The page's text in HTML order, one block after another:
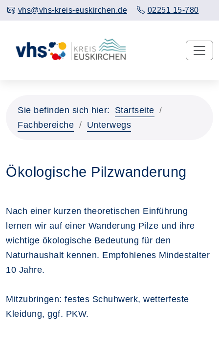
vhs@vhs-kreis-euskirchen.de 02251 15-780
Sie befinden sich hier:
Startseite
Fachbereiche
Unterwegs
Ökologische Pilzwanderung
Nach einer kurzen theoretischen Einführung
lernen wir auf einer Wanderung Pilze und ihre
wichtige ökologische Bedeutung für den
Naturhaushalt kennen. Empfohlenes Mindestalter
10 Jahre.
Mitzubringen: festes Schuhwerk, wetterfeste
Kleidung, ggf. PKW.